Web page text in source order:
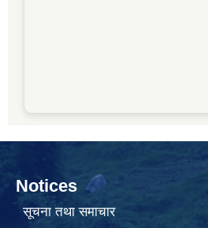
Notices
सूचना तथा समाचार